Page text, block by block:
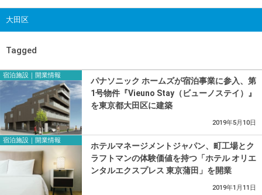
大田区
Tagged
宿泊施設｜開業情報
パナソニック ホームズが宿泊事業に参入、第
1号物件『Vieuno Stay（ビューノステイ）』
を東京都大田区に建築
2019年5月10日
宿泊施設｜開業情報
ホテルマネージメントジャパン、町工場とク
ラフトマンの体験価値を持つ「ホテル オリエ
ンタルエクスプレス 東京蒲田」を開業
2019年1月11日